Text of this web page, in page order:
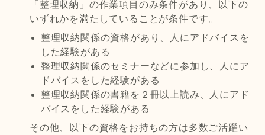
「整理収納」の作業項目のみ条件があり、以下の
いずれかを満たしていることが条件です。
整理収納関係の資格があり、人にアドバイスを
した経験がある
整理収納関係のセミナーなどに参加し、人にア
ドバイスをした経験がある
整理収納関係の書籍を２冊以上読み、人にアド
バイスをした経験がある
その他、以下の資格をお持ちの方は多数ご活躍い